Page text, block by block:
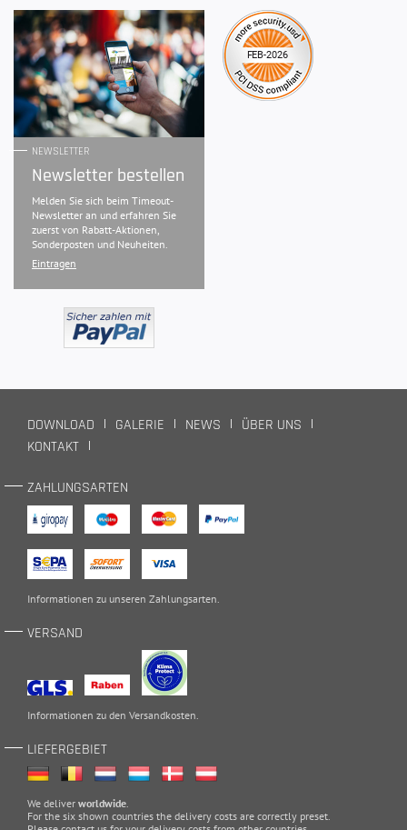
NEWSLETTER
Newsletter bestellen
Melden Sie sich beim Timeout-
Newsletter an und erfahren Sie
zuerst von Rabatt-Aktionen,
Sonderposten und Neuheiten.
Eintragen
DOWNLOAD GALERIE NEWS
ÜBER UNS
KONTAKT
ZAHLUNGSARTEN
Informationen zu unseren Zahlungsarten
VERSAND
Informationen zu den Versandkosten
LIEFERGEBIET
We deliver worldwide
For the six shown countries the delivery costs are correctly preset.